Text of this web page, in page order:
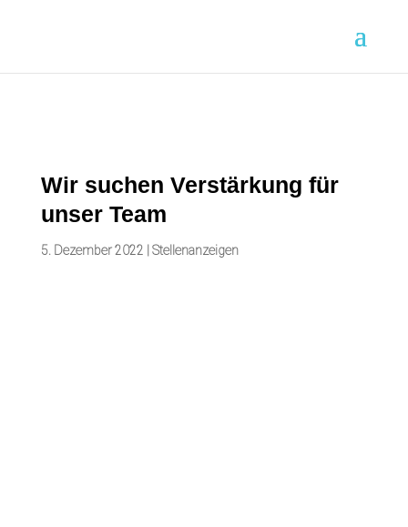
Wir suchen Verstärkung für
unser Team
5. Dezember 2022 Stellenanzeigen